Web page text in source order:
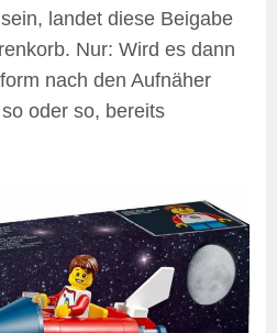
landet diese Beigabe
Nur: Wird es dann
nach den Aufnäher
oder so, bereits